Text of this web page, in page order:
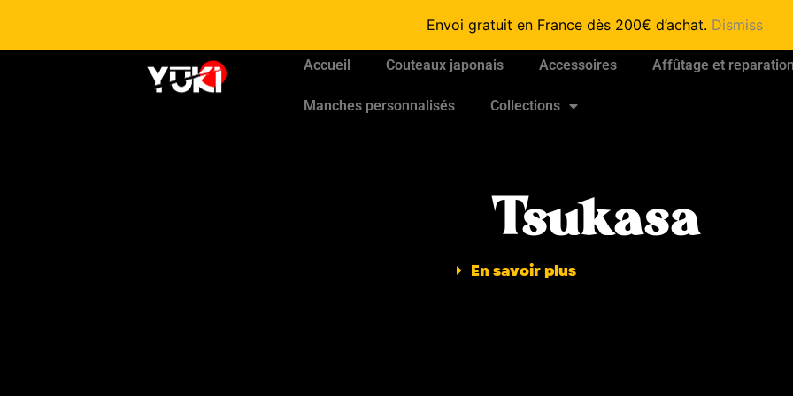
Envoi gratuit en France dès 200€ d’achat. Dismiss
Accueil Couteaux japonais Accessoires Affûtage et reparation
Manches personnalisés Collections
Tsukasa
En savoir plus